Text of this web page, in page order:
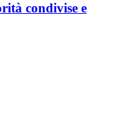
condivise e